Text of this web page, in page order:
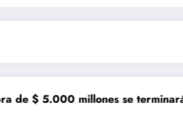
se terminará 9 meses